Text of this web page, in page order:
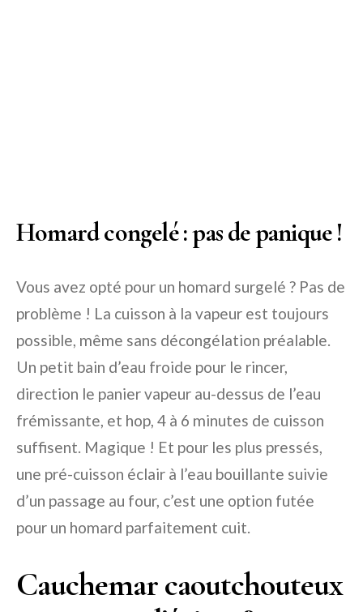
Homard congelé : pas de panique !
Vous avez opté pour un homard surgelé ? Pas de
problème ! La cuisson à la vapeur est toujours
possible, même sans décongélation préalable.
Un petit bain d’eau froide pour le rincer,
direction le panier vapeur au-dessus de l’eau
frémissante, et hop, 4 à 6 minutes de cuisson
suffisent. Magique ! Et pour les plus pressés,
une pré-cuisson éclair à l’eau bouillante suivie
d’un passage au four, c’est une option futée
pour un homard parfaitement cuit.
Cauchemar caoutchouteux